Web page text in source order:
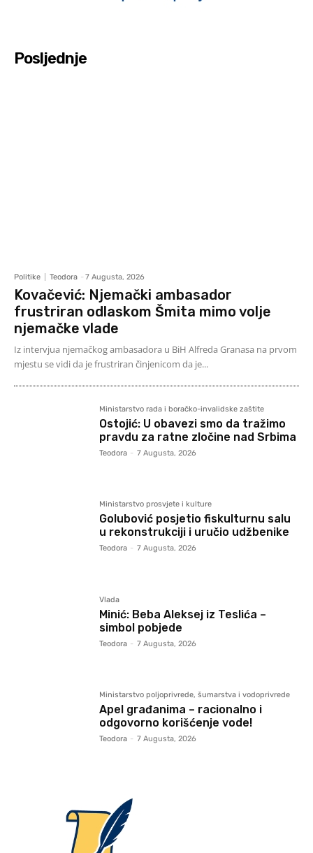
Posljednje
Politike Teodora - 7 Augusta, 2026
Kovačević: Njemački ambasador
frustriran odlaskom Šmita mimo volje
njemačke vlade
Iz intervjua njemačkog ambasadora u BiH Alfreda Granasa na prvom
mjestu se vidi da je frustriran činjenicom da je...
Ministarstvo rada i boračko-invalidske zaštite
Ostojić: U obavezi smo da tražimo
pravdu za ratne zločine nad Srbima
Teodora - 7 Augusta, 2026
Ministarstvo prosvjete i kulture
Golubović posjetio fiskulturnu salu
u rekonstrukciji i uručio udžbenike
Teodora - 7 Augusta, 2026
Vlada
Minić: Beba Aleksej iz Teslića –
simbol pobjede
Teodora - 7 Augusta, 2026
Ministarstvo poljoprivrede, šumarstva i vodoprivrede
Apel građanima – racionalno i
odgovorno korišćenje vode!
Teodora - 7 Augusta, 2026